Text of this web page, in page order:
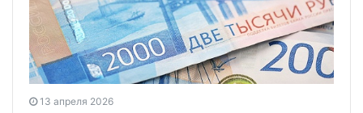
13 апреля 2026